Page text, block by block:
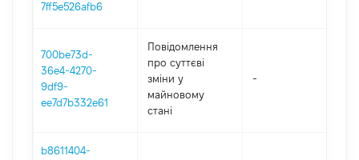
7ff5e526afb6
700be73d-
36e4-4270-
9df9-
ee7d7b332e61
Повідомлення
про суттєві
зміни y
майновому
стані
-
b8611404-